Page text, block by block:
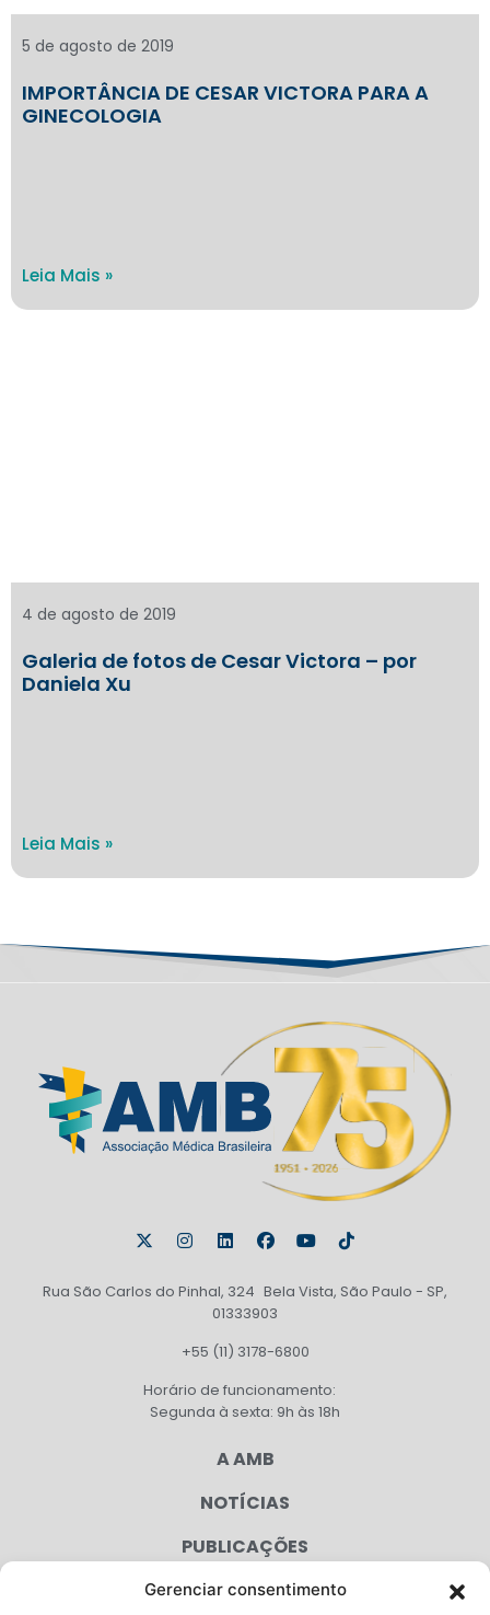
Gerenciar consentimento
IMPORTÂNCIA DE CESAR VICTORA PARA A
GINECOLOGIA
5 de agosto de 2019
Leia Mais »
Galeria de fotos de Cesar Victora – por
Daniela Xu
4 de agosto de 2019
Leia Mais »
Rua São Carlos do Pinhal, 324 Bela Vista, São Paulo - SP,
01333903
+55 (11) 3178-6800
Horário de funcionamento:
Segunda à sexta: 9h às 18h
A AMB
NOTÍCIAS
PUBLICAÇÕES
CONGRESSO